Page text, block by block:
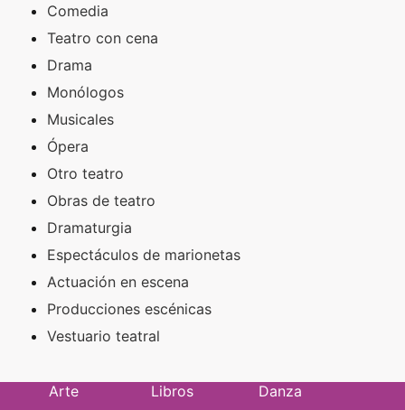
Comedia
Teatro con cena
Drama
Monólogos
Musicales
Ópera
Otro teatro
Obras de teatro
Dramaturgia
Espectáculos de marionetas
Actuación en escena
Producciones escénicas
Vestuario teatral
Arte Libros Danza